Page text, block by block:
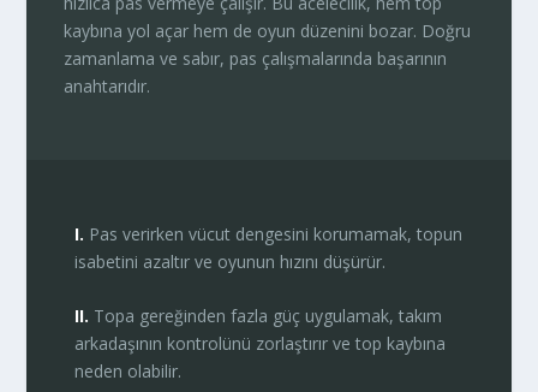
kaybına yol açar hem de oyun düzenini bozar. Doğru
zamanlama ve sabır, pas çalışmalarında başarının
anahtarıdır.
I. Pas verirken vücut dengesini korumamak, topun
isabetini azaltır ve oyunun hızını düşürür.
II. Topa gereğinden fazla güç uygulamak, takım
arkadaşının kontrolünü zorlaştırır ve top kaybına
neden olabilir.